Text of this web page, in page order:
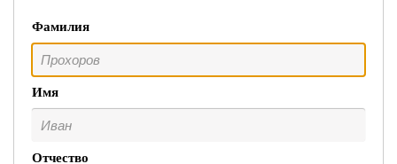
Фамилия
Имя
Отчество